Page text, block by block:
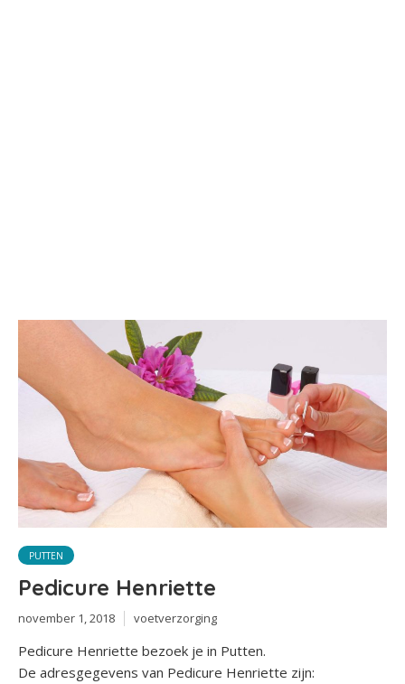
PUTTEN
Pedicure Henriette
november 1, 2018 voetverzorging
Pedicure Henriette bezoek je in Putten.
De adresgegevens van Pedicure Henriette zijn: